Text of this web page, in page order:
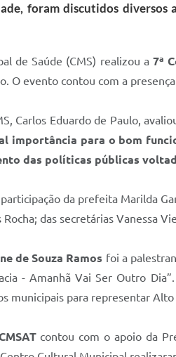
foram discutidos
de Saúde (CMS) realizou a7ª
O evento contou com a
Carlos Eduardo de Paulo,
importância para o bom
das políticas públicas
da prefeita Marilda
Rocha; das secretárias Vanessa
de Souza Ramos foi a
- Amanhã Vai Ser Outro
municipais para representar
contou com o apoio da